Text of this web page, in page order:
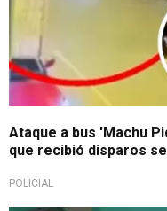
Ataque a bus 'Machu
que recibió disparos
POLICIAL